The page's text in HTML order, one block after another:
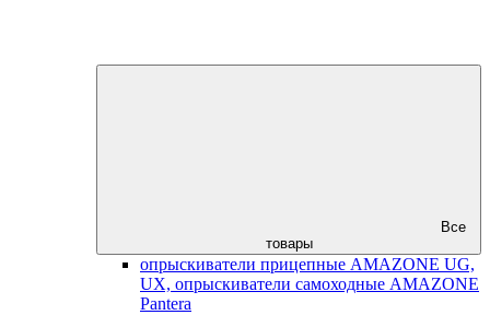
Все
товары
опрыскиватели прицепные AMAZONE UG,
UX, опрыскиватели самоходные AMAZONE
Pantera